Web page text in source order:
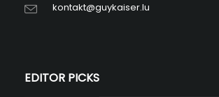
kontakt@guykaiser.lu
EDITOR PICKS